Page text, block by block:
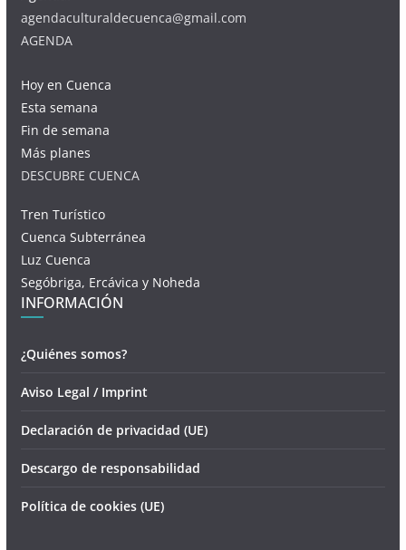
agendaculturaldecuenca@gmail.com
AGENDA
Hoy en Cuenca
Esta semana
Fin de semana
Más planes
DESCUBRE CUENCA
Tren Turístico
Cuenca Subterránea
Luz Cuenca
Segóbriga, Ercávica y Noheda
INFORMACIÓN
¿Quiénes somos?
Aviso Legal / Imprint
Declaración de privacidad (UE)
Descargo de responsabilidad
Política de cookies (UE)